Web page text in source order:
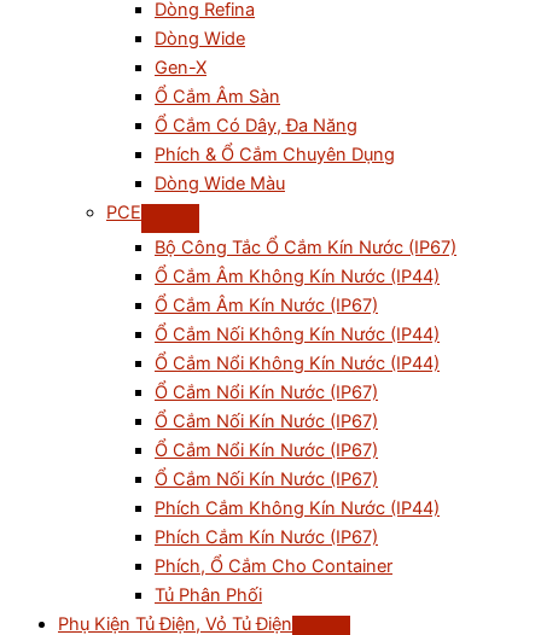
Dòng Refina
Dòng Wide
Gen-X
Ổ Cắm Âm Sàn
Ổ Cắm Có Dây, Đa Năng
Phích & Ổ Cắm Chuyên Dụng
Dòng Wide Màu
PCE
Bộ Công Tắc Ổ Cắm Kín Nước (IP67)
Ổ Cắm Âm Không Kín Nước (IP44)
Ổ Cắm Âm Kín Nước (IP67)
Ổ Cắm Nối Không Kín Nước (IP44)
Ổ Cắm Nổi Không Kín Nước (IP44)
Ổ Cắm Nổi Kín Nước (IP67)
Ổ Cắm Nối Kín Nước (IP67)
Ổ Cắm Nổi Kín Nước (IP67)
Ổ Cắm Nối Kín Nước (IP67)
Phích Cắm Không Kín Nước (IP44)
Phích Cắm Kín Nước (IP67)
Phích, Ổ Cắm Cho Container
Tủ Phân Phối
Phụ Kiện Tủ Điện, Vỏ Tủ Điện